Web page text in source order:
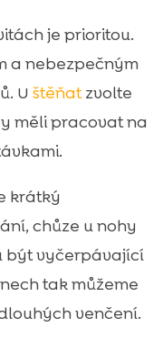
je prioritou.
a nebezpečným
U štěňatzvolte
měli pracovat na
krátký
chůze u nohy
být vyčerpávající
tak můžeme
venčení.